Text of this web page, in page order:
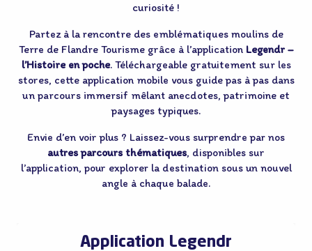
curiosité !
Partez à la rencontre des emblématiques moulins de
Terre de Flandre Tourisme grâce à l’applicationLegendr –
l’Histoire en poche. Téléchargeable gratuitement sur les
stores, cette application mobile vous guide pas à pas dans
un parcours immersif mêlant anecdotes, patrimoine et
paysages typiques.
Envie d’en voir plus ? Laissez-vous surprendre par nos
autres parcours thématiques, disponibles sur
l’application, pour explorer la destination sous un nouvel
angle à chaque balade.
Application Legendr